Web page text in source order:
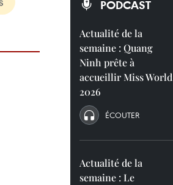
PODCAST
Actualité de la
semaine : Quang
Ninh prête à
accueillir Miss World
2026
ÉCOUTER
Actualité de la
semaine : Le